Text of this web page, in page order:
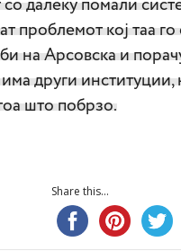
далеку помали
проблемот кој таа
на Арсовска и
други институции,
што побрзо.
Share this...